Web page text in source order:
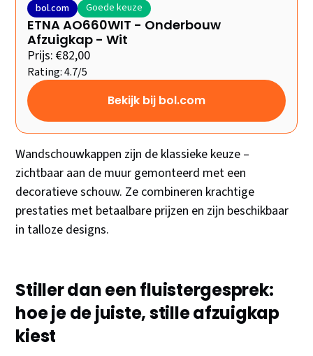
bol.com Goede keuze
ETNA AO660WIT - Onderbouw
Afzuigkap - Wit
Prijs: €82,00
Rating: 4.7/5
Bekijk bij bol.com
Wandschouwkappen zijn de klassieke keuze –
zichtbaar aan de muur gemonteerd met een
decoratieve schouw. Ze combineren krachtige
prestaties met betaalbare prijzen en zijn beschikbaar
in talloze designs.
Stiller dan een fluistergesprek:
hoe je de juiste, stille afzuigkap
kiest